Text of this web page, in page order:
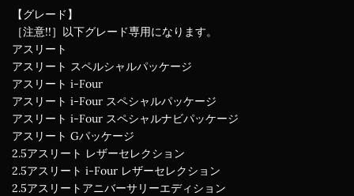
【グレード】
［注意!!］以下グレード専用になります。
アスリート
アスリート スペルシャルパッケージ
アスリート i-Four
アスリート i-Four スペシャルパッケージ
アスリート i-Four スペシャルナビパッケージ
アスリート Gパッケージ
2.5アスリート レザーセレクション
2.5アスリート i-Four レザーセレクション
2.5アスリートアニバーサリーエディション